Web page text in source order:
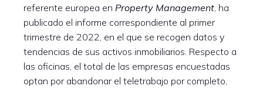
referente europea en Property Management, ha
publicado el informe correspondiente al primer
trimestre de 2022, en el que se recogen datos y
tendencias de sus activos inmobiliarios. Respecto a
las oficinas, el total de las empresas encuestadas
optan por abandonar el teletrabajo por completo,